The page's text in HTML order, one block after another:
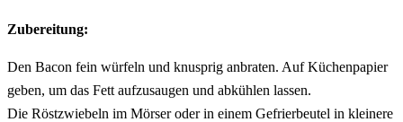
Zubereitung:
Den Bacon fein würfeln und knusprig anbraten. Auf Küchenpapier
geben, um das Fett aufzusaugen und abkühlen lassen.
Die Röstzwiebeln im Mörser oder in einem Gefrierbeutel in kleinere